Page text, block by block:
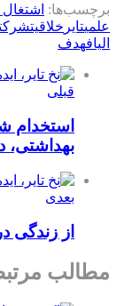
برچسب‌ها: اشتغال
علمیتایر خلاقیت
الیافهدف
قبلی
استخدام
بهداشتی،
بعدی
از زندگی
مطالب